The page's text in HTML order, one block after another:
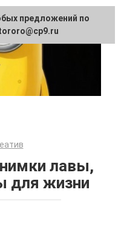
лавы,
для жизни
предложений по